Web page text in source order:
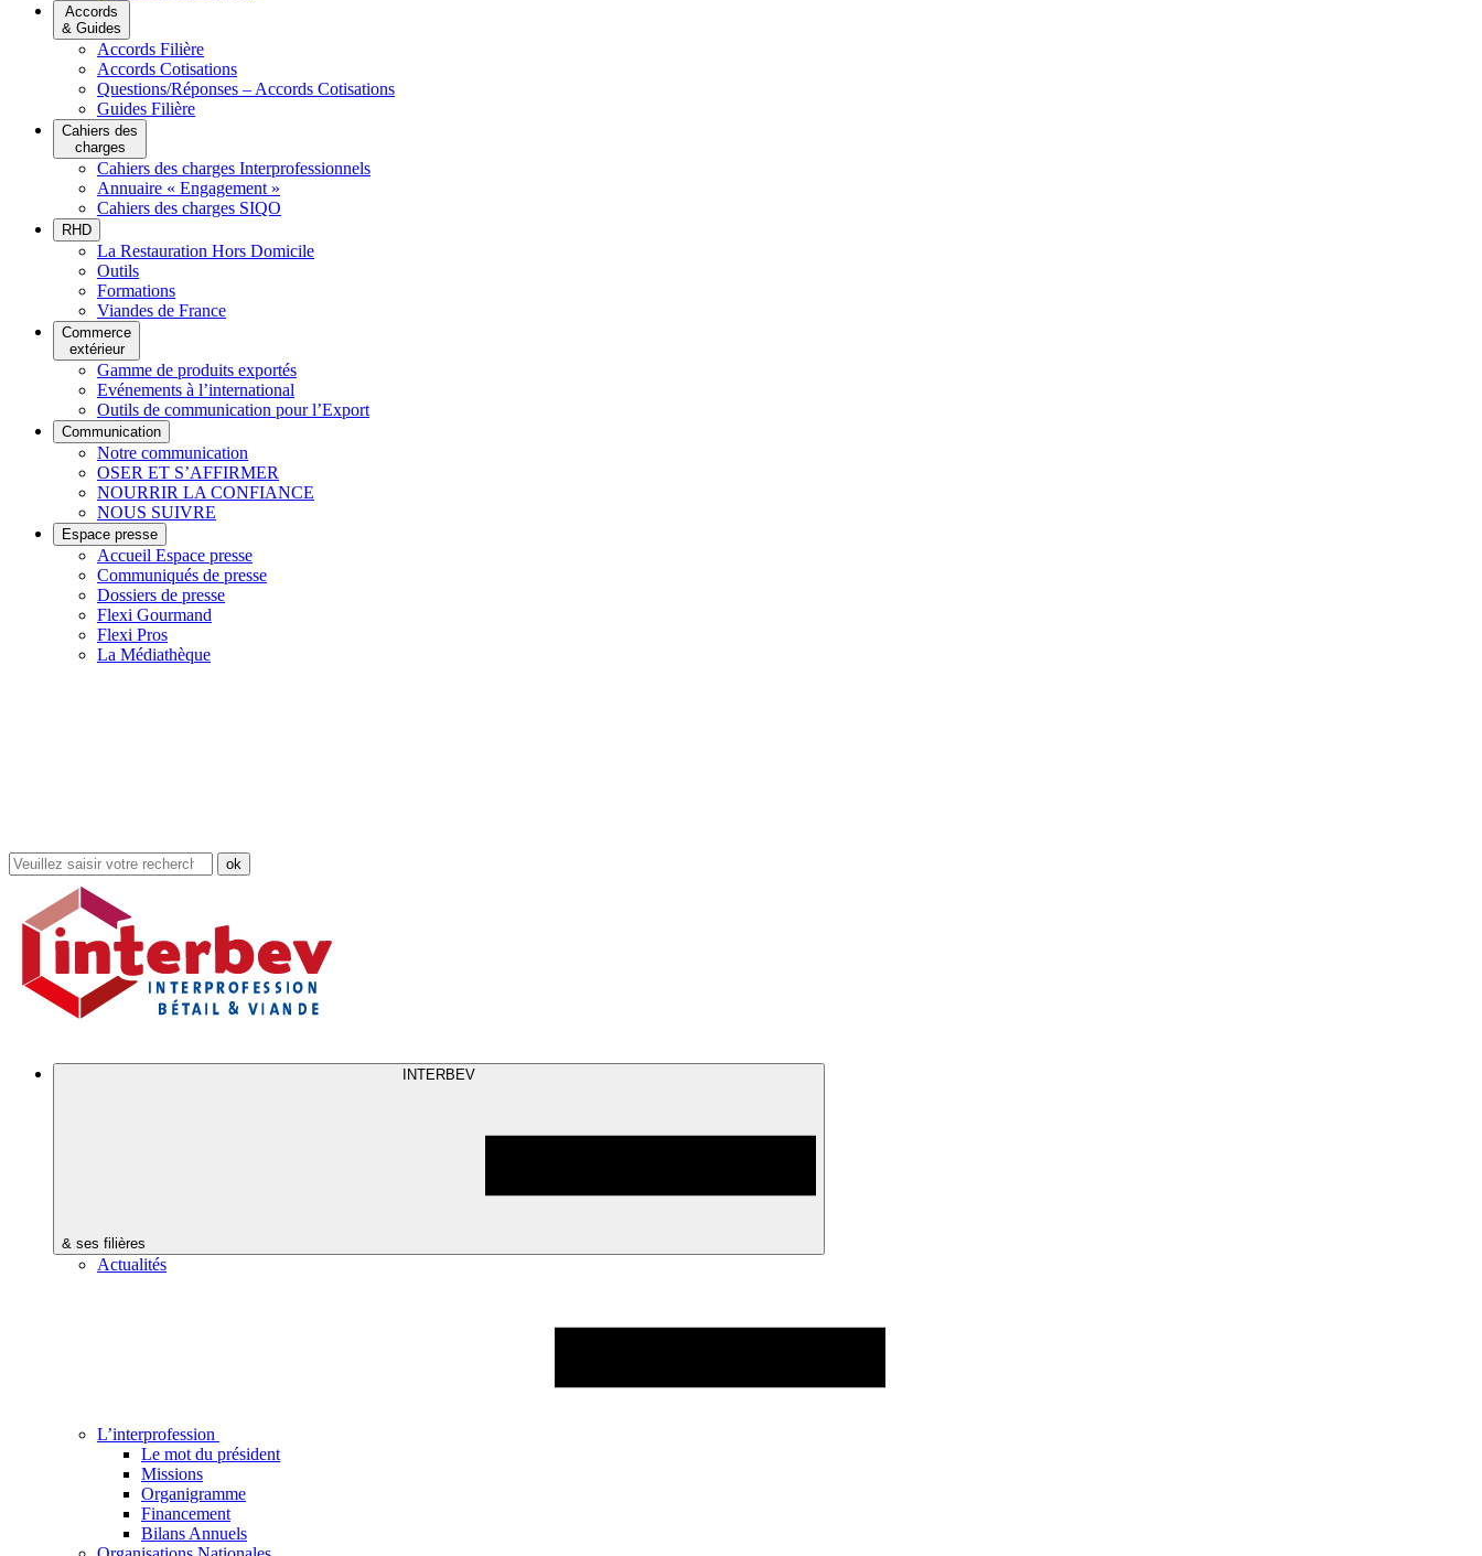
Accords
& Guides
Accords Filière
Accords Cotisations
Questions/Réponses – Accords Cotisations
Guides Filière
Cahiers des
charges
Cahiers des charges Interprofessionnels
Annuaire « Engagement »
Cahiers des charges SIQO
RHD
La Restauration Hors Domicile
Outils
Formations
Viandes de France
Commerce
extérieur
Gamme de produits exportés
Evénements à l’international
Outils de communication pour l’Export
Communication
Notre communication
OSER ET S’AFFIRMER
NOURRIR LA CONFIANCE
NOUS SUIVRE
Espace presse
Accueil Espace presse
Communiqués de presse
Dossiers de presse
Flexi Gourmand
Flexi Pros
La Médiathèque
Rechercher
dans
site
INTERBEV
& ses filières
Actualités
L’interprofession
Le mot du président
Missions
Organigramme
Financement
Bilans Annuels